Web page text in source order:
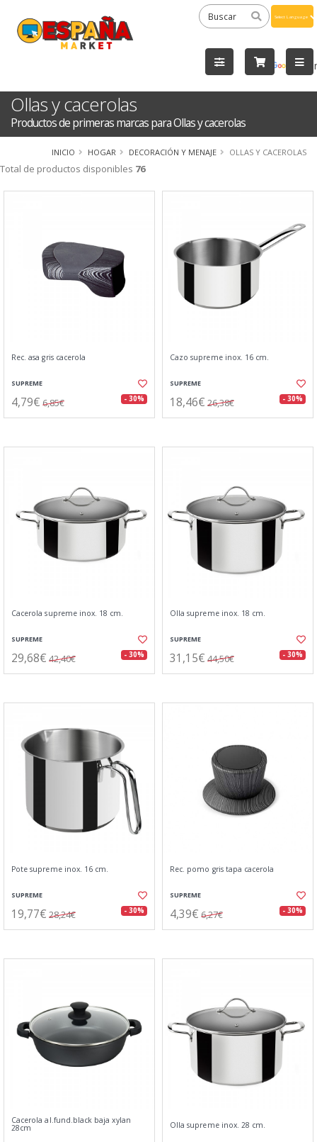
by
Ollas y cacerolas
Productos de primeras marcas para Ollas y cacerolas
INICIO HOGAR DECORACIÓN Y MENAJE OLLAS Y CACEROLAS
Total de productos disponibles 76
Rec. asa gris cacerola
SUPREME
4,79€ 6,85€ - 30%
Cazo supreme inox. 16 cm.
SUPREME
18,46€ 26,38€ - 30%
Cacerola supreme inox. 18 cm.
SUPREME
29,68€ 42,40€ - 30%
Olla supreme inox. 18 cm.
SUPREME
31,15€ 44,50€ - 30%
Pote supreme inox. 16 cm.
SUPREME
19,77€ 28,24€ - 30%
Rec. pomo gris tapa cacerola
SUPREME
4,39€ 6,27€ - 30%
Cacerola al.fund.black baja xylan
28cm Olla supreme inox. 28 cm.